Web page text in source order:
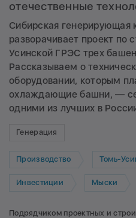
отечественные
Сибирская генерирующая
разворачивает проект по
Усинской ГРЭС трех
Рассказываем о
оборудовании, которым
охлаждающие башни, —
одними из лучших в
Генерация
Производство Томь-
Инвестиции Мыски
Подрядчиком проектных и